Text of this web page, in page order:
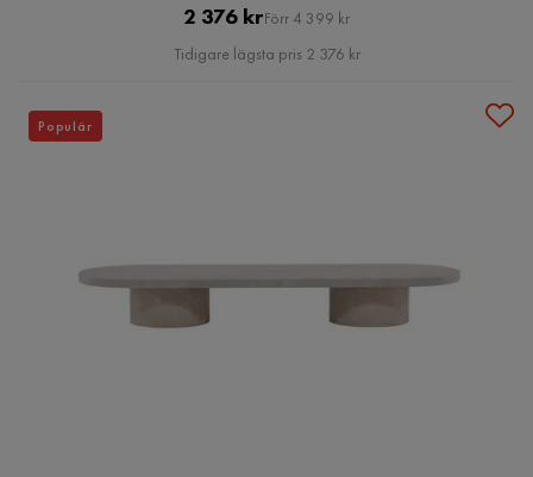
Pris
2 376 krOriginal
Pris
Förr 4 399 kr
Tidigare lägsta pris 2 376 kr
Populär